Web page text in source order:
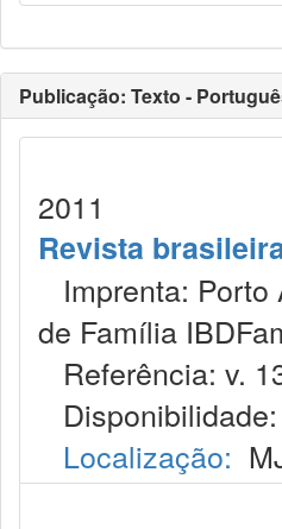
Publicação: Texto -
2011
Revista
Imprenta: Porto
de Família
Referência: v.
Disponibilidade:
Localização: